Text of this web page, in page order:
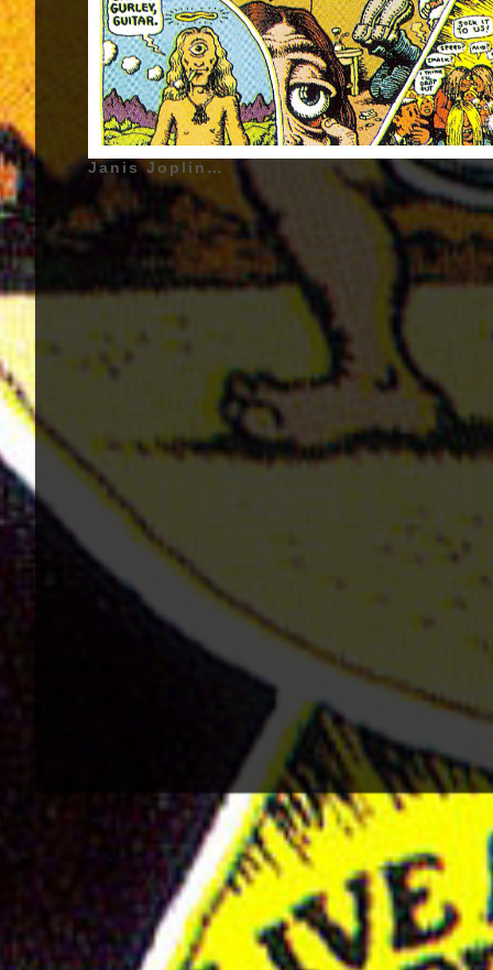
Janis Joplin - Big Brother and the Holding Company - Cheap Thrills - 1968 | Big Brother and the Holding Company - 1966-1968 - Janis Joplin (Janis Lyn Joplin) (Surnom : Mama Cosmique, La Reine de la Soul Psychédélique, Pearl) - 19 Janvier 1943 - Port Arthur, Texas, États-Unis d'Amérique - (Chant) - (1966 - 1968), Sam Andrew (Sam Houston Andrew III) - 18 Décembre 1941 - Taft, Californie, États-Unis d'Amérique - (Guitare, Guitare Basse, Chant) - (1965 - 1968), James Gurley (James Martin Gurley) - 22 Décembre 1939 - Detroit, Michigan, États-Unis d'Amérique - (Guitare) - (1965 - 1968), Peter Albin - 6 Juin 1944 - San Francisco, Californie, États-Unis d'Amérique - (Guitare Basse, Guitare Solo, Guitare Acoustique Solo) - (1965 - 1968), Dave Getz - 24 Janvier 1940 - Brooklyn, New York City, New York, États-Unis d'Amérique - (Batterie) - (1965 - 1968) | Genre : Rock, Acid Rock, Blues Rock, Rock Psychédélique | Pochette d'Album